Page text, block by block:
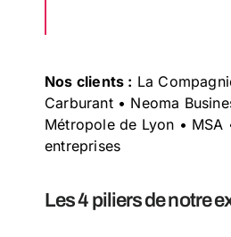
Nos clients : La
Carburant • Neoma
Métropole de Lyon •
entreprises
Les 4 piliers de notre